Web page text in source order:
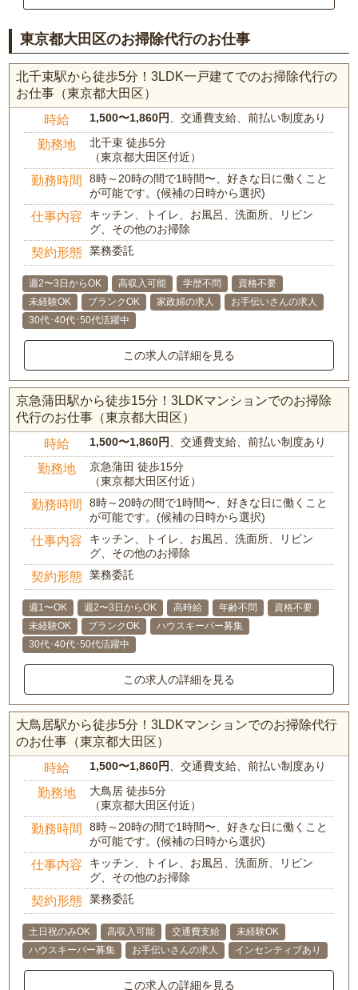
東京都大田区のお掃除代行のお仕事
北千束駅から徒歩5分！3LDK一戸建てでのお掃除代行の
お仕事（東京都大田区）
時給 1,500〜1,860円 、交通費支給、前払い制度あり
勤務地
北千束 徒歩5分
（東京都大田区付近）
勤務時間
8時～20時の間で1時間〜、好きな日に働くこと
が可能です。(候補の日時から選択)
仕事内容
キッチン、トイレ、お風呂、洗面所、リビン
グ、その他のお掃除
契約形態 業務委託
週2〜3日からOK 高収入可能 学歴不問
資格不要
未経験OK
ブランクOK 家政婦の求人
お手伝いさんの求人
30代･40代･50代活躍中
この求人の詳細を見る
京急蒲田駅から徒歩15分！3LDKマンションでのお掃除
代行のお仕事（東京都大田区）
時給 1,500〜1,860円 、交通費支給、前払い制度あり
勤務地
京急蒲田 徒歩15分
（東京都大田区付近）
勤務時間
8時～20時の間で1時間〜、好きな日に働くこと
が可能です。(候補の日時から選択)
仕事内容
キッチン、トイレ、お風呂、洗面所、リビン
グ、その他のお掃除
契約形態 業務委託
週1〜OK 週2〜3日からOK 高時給 年齢不問
資格不要
未経験OK
ブランクOK
ハウスキーパー募集
30代･40代･50代活躍中
この求人の詳細を見る
大鳥居駅から徒歩5分！3LDKマンションでのお掃除代行
のお仕事（東京都大田区）
時給 1,500〜1,860円 、交通費支給、前払い制度あり
勤務地
大鳥居 徒歩5分
（東京都大田区付近）
勤務時間
8時～20時の間で1時間〜、好きな日に働くこと
が可能です。(候補の日時から選択)
仕事内容
キッチン、トイレ、お風呂、洗面所、リビン
グ、その他のお掃除
契約形態 業務委託
土日祝のみOK 高収入可能 交通費支給
未経験OK
ハウスキーパー募集
お手伝いさんの求人 インセンティブあり
この求人の詳細を見る